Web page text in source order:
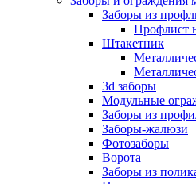
Заборы из
Профлист
Штакетник
3d заборы
Модульные
Заборы из
Заборы-жалюзи
Фотозаборы
Ворота
Заборы из